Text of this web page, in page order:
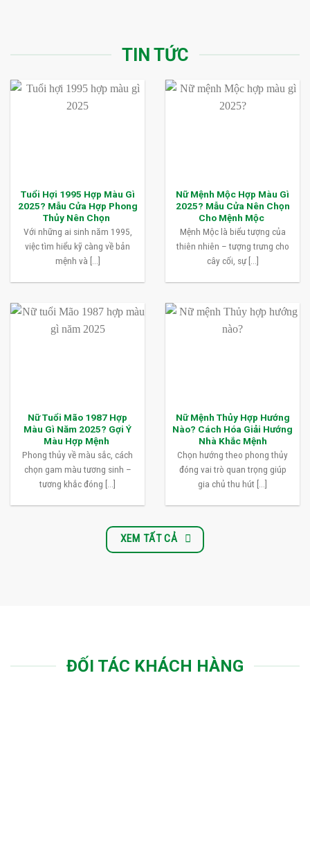
TIN TỨC
Tuổi Hợi 1995 Hợp Màu Gì
2025? Mẫu Cửa Hợp Phong
Thủy Nên Chọn
Với những ai sinh năm 1995,
việc tìm hiểu kỹ càng về bản
mệnh và [...]
Nữ Mệnh Mộc Hợp Màu Gì
2025? Mẫu Cửa Nên Chọn
Cho Mệnh Mộc
Mệnh Mộc là biểu tượng của
thiên nhiên – tượng trưng cho
cây cối, sự [...]
Nữ Tuổi Mão 1987 Hợp
Màu Gì Năm 2025? Gợi Ý
Màu Hợp Mệnh
Phong thủy về màu sắc, cách
chọn gam màu tương sinh –
tương khắc đóng [...]
Nữ Mệnh Thủy Hợp Hướng
Nào? Cách Hóa Giải Hướng
Nhà Khắc Mệnh
Chọn hướng theo phong thủy
đóng vai trò quan trọng giúp
gia chủ thu hút [...]
XEM TẤT CẢ
ĐỐI TÁC KHÁCH HÀNG